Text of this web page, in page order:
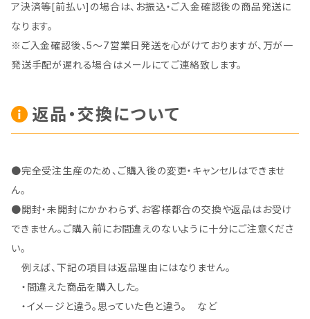
ア決済等[前払い]の場合は、お振込・ご入金確認後の商品発送に
なります。
※ご入金確認後、5～7営業日発送を心がけておりますが、万が一
発送手配が遅れる場合はメールにてご連絡致します。
返品・交換について
●完全受注生産のため、ご購入後の変更・キャンセルはできませ
ん。
●開封・未開封にかかわらず、お客様都合の交換や返品はお受け
できません。ご購入前にお間違えのないように十分にご注意くださ
い。
例えば、下記の項目は返品理由にはなりません。
・間違えた商品を購入した。
・イメージと違う。思っていた色と違う。 など